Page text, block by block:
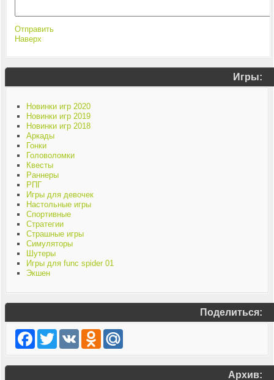
Отправить
Наверх
Игры:
Новинки игр 2020
Новинки игр 2019
Новинки игр 2018
Аркады
Гонки
Головоломки
Квесты
Раннеры
РПГ
Игры для девочек
Настольные игры
Спортивные
Стратегии
Страшные игры
Симуляторы
Шутеры
Игры для func spider 01
Экшен
Поделиться:
Facebook
TwitterVK Odnoklassniki
Mail.Ru
Архив: